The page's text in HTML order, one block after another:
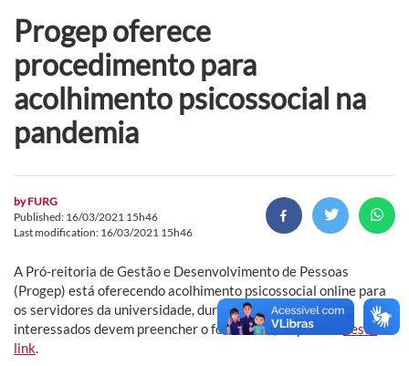
Progep oferece
procedimento para
acolhimento psicossocial na
pandemia
byFURG
Published: 16/03/2021 15h46
Last modification: 16/03/2021 15h46
A Pró-reitoria de Gestão e Desenvolvimento de Pessoas
(Progep) está oferecendo acolhimento psicossocial online para
os servidores da universidade, durante a pandemia. Os
interessados devem preencher o formulário, disponível
neste
link